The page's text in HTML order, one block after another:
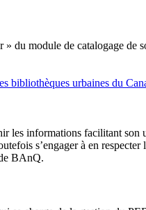
du module de catalogage de
bibliothèques urbaines du
les informations facilitant son
s’engager à en respecter
BAnQ.